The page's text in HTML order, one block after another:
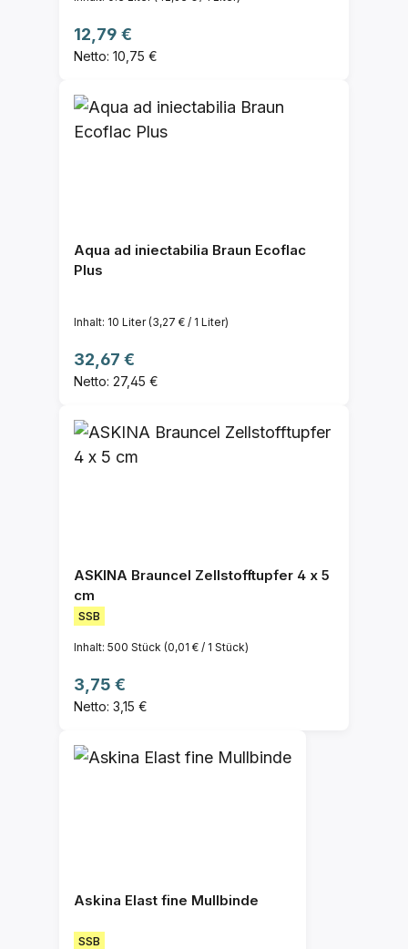
Regulärer Preis:
12,79 €
Netto: 10,75 €
Aqua ad iniectabilia Braun Ecoflac
Plus
Inhalt: 10 Liter(3,27 € / 1 Liter)
Regulärer Preis:
32,67 €
Netto: 27,45 €
ASKINA Brauncel Zellstofftupfer 4 x 5
cm
SSB
Inhalt: 500 Stück (0,01 € / 1 Stück)
Regulärer Preis:
3,75 €
Netto: 3,15 €
Askina Elast fine Mullbinde
SSB